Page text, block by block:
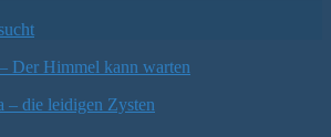
Der Himmel kann warten
– die leidigen Zysten